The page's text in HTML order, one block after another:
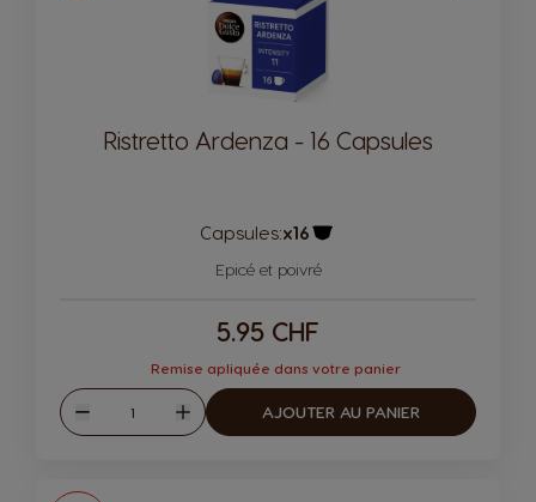
Ristretto Ardenza - 16 Capsules
Capsules:x16
Epicé et poivré
5.95 CHF
Remise apliquée dans votre panier
Diminuer
Quantité
Augmenter
AJOUTER AU PANIER